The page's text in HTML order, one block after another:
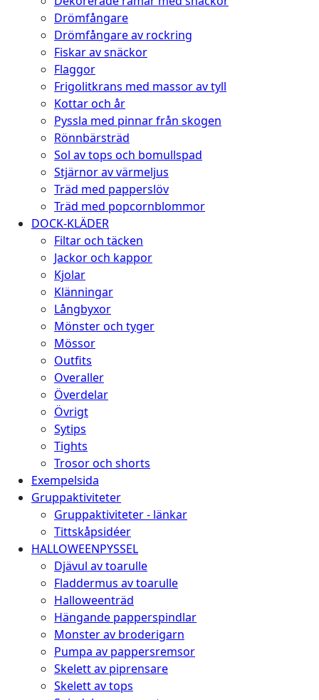
Drömfångare
Drömfångare av rockring
Fiskar av snäckor
Flaggor
Frigolitkrans med massor av tyll
Kottar och år
Pyssla med pinnar från skogen
Rönnbärsträd
Sol av tops och bomullspad
Stjärnor av värmeljus
Träd med papperslöv
Träd med popcornblommor
DOCK-KLÄDER
Filtar och täcken
Jackor och kappor
Kjolar
Klänningar
Långbyxor
Mönster och tyger
Mössor
Outfits
Overaller
Överdelar
Övrigt
Sytips
Tights
Trosor och shorts
Exempelsida
Gruppaktiviteter
Gruppaktiviteter - länkar
Tittskåpsidéer
HALLOWEENPYSSEL
Djävul av toarulle
Fladdermus av toarulle
Halloweenträd
Hängande papperspindlar
Monster av broderigarn
Pumpa av pappersremsor
Skelett av piprensare
Skelett av tops